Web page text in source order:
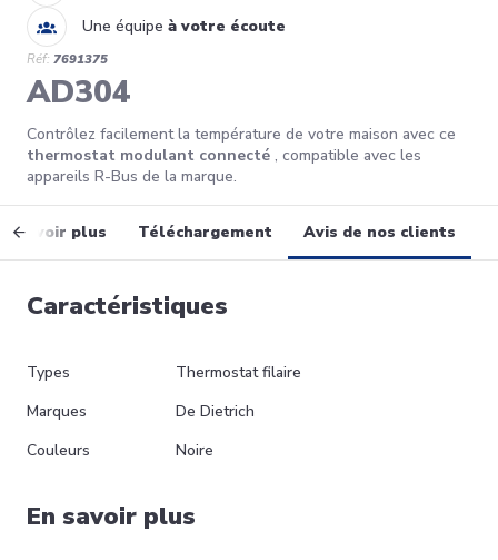
Une équipe à votre écoute
Réf: 7691375
AD304
Contrôlez facilement la température de votre maison avec ce
thermostat modulant connecté , compatible avec les
appareils R-Bus de la marque.
savoir plus Téléchargement Avis de nos clients
Caractéristiques
Types
Thermostat filaire
Marques
De Dietrich
Couleurs
Noire
En savoir plus